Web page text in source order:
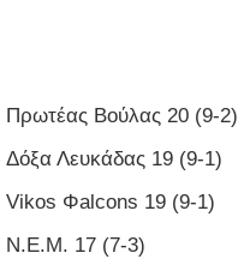
Πρωτέας Βούλας 20 (9-2)
Δόξα Λευκάδας 19 (9-1)
Vikos Φalcons 19 (9-1)
Ν.Ε.Μ. 17 (7-3)